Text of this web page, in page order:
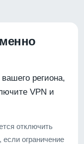
региона,
VPN и
отключить
ограничение